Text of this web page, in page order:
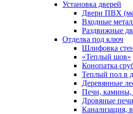
Установка дверей
Двери ПВХ
Входные
Раздвижные
Отделка под ключ
Шлифовка
«Теплый шов»
Конопатка
Теплый пол в
Деревянные
Печи, камины,
Дровяные
Канализация,